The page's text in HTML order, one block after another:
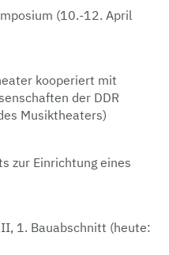
(10.-12. April
kooperiert mit
der DDR
Musiktheaters)
zur Einrichtung eines
1. Bauabschnitt (heute: